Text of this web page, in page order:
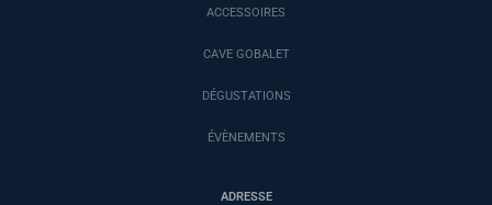
ACCESSOIRES
CAVE GOBALET
DÉGUSTATIONS
ÉVÈNEMENTS
ADRESSE